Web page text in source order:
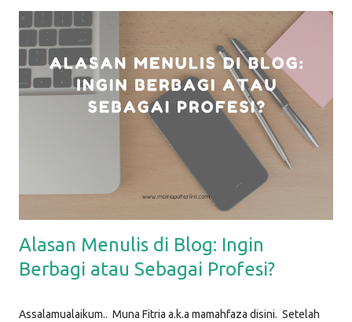
alhamdulillah kami memutuskan bahwa kegiatan yang memenuhi
semua kriteria di atas adalah BELAJAR CODING . "Hah? Coding ?
Itu yang untuk membuat program komputer sama aplikasi hape
itu kan? Belajar coding untuk anak apa engga terlalu susah?" I
know.. I know.. Awalnya aku juga mikir gitu. Tapi setelah nyoba
belajar di sekolah coding anak Hacktivkidz, kekhawatiran itu
terpatahkan. Hacktivkidz by Hacktiv8 Hacktiv8 adalah lembaga
pendidikan yang mem...
Alasan Menulis di Blog: Ingin
Berbagi atau Sebagai Profesi?
Assalamualaikum.. Muna Fitria a.k.a mamahfaza disini. Setelah